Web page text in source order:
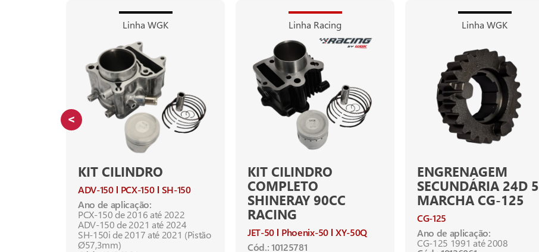
Linha WGK
KIT CILINDRO
ADV-150 PCX-150 SH-150
Ano de aplicação:
PCX-150 de 2016 até 2022
ADV-150 de 2021 até 2024
SH-150i de 2017 até 2021 (Pistão
Ø57,3mm)
Linha Racing
KIT CILINDRO
COMPLETO
SHINERAY 90CC
RACING
JET-50 Phoenix-50 XY-50Q
Cód.: 10125781
Linha WGK
ENGRENAGEM
SECUNDÁRIA 24D 5
MARCHA CG-125
CG-125
Ano de aplicação:
CG-125 1991 até 2008